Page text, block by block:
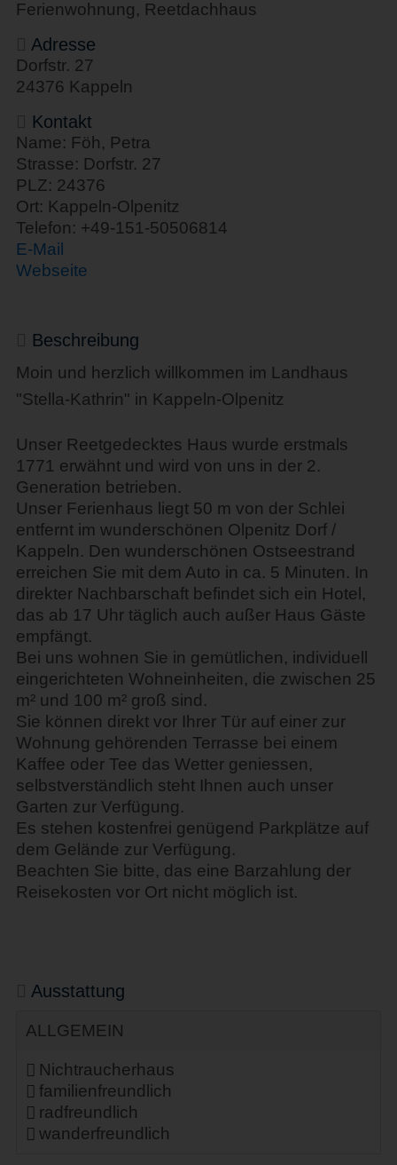
Ferienwohnung, Reetdachhaus
Adresse
Dorfstr. 27
24376 Kappeln
Kontakt
Name: Föh, Petra
Strasse: Dorfstr. 27
PLZ: 24376
Ort: Kappeln-Olpenitz
Telefon: +49-151-50506814
E-Mail
Webseite
Beschreibung
Moin und herzlich willkommen im Landhaus
"Stella-Kathrin" in Kappeln-Olpenitz
Unser Reetgedecktes Haus wurde erstmals
1771 erwähnt und wird von uns in der 2.
Generation betrieben.
Unser Ferienhaus liegt 50 m von der Schlei
entfernt im wunderschönen Olpenitz Dorf /
Kappeln. Den wunderschönen Ostseestrand
erreichen Sie mit dem Auto in ca. 5 Minuten. In
direkter Nachbarschaft befindet sich ein Hotel,
das ab 17 Uhr täglich auch außer Haus Gäste
empfängt.
Bei uns wohnen Sie in gemütlichen, individuell
eingerichteten Wohneinheiten, die zwischen 25
m² und 100 m² groß sind.
Sie können direkt vor Ihrer Tür auf einer zur
Wohnung gehörenden Terrasse bei einem
Kaffee oder Tee das Wetter geniessen,
selbstverständlich steht Ihnen auch unser
Garten zur Verfügung.
Es stehen kostenfrei genügend Parkplätze auf
dem Gelände zur Verfügung.
Beachten Sie bitte, das eine Barzahlung der
Reisekosten vor Ort nicht möglich ist.
Ausstattung
ALLGEMEIN
Nichtraucherhaus
familienfreundlich
radfreundlich
wanderfreundlich